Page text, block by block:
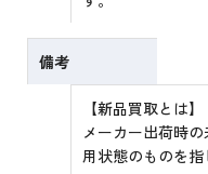
備考
【新品買取とは】
メーカー出荷時
用状態のものを指